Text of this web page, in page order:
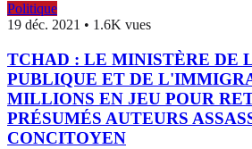
Politique
19 déc. 2021 • 1.6K vues
TCHAD : LE MINISTÈRE DE
PUBLIQUE ET DE
MILLIONS EN JEU POUR
PRÉSUMÉS AUTEURS
CONCITOYEN